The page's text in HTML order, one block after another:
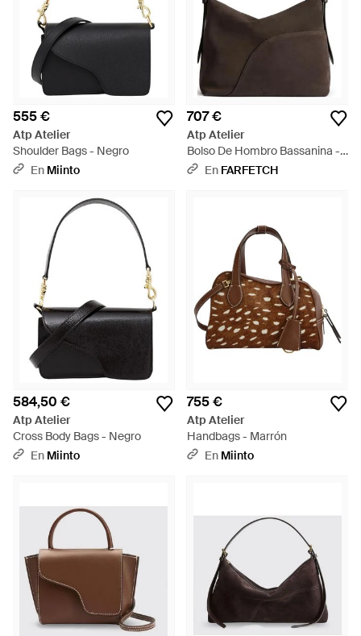
555 €
Atp Atelier
Shoulder Bags - Negro
En Miinto
707 €
Atp Atelier
Bolso De Hombro Bassanina -
Marrón
En FARFETCH
584,50 €
Atp Atelier
Cross Body Bags - Negro
En Miinto
755 €
Atp Atelier
Handbags - Marrón
En Miinto